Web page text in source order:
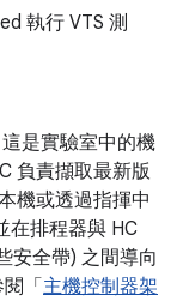
執行 VTS 測
是實驗室中的機
負責擷取最新版
機或透過指揮中
在排程器與 HC
安全帶) 之間導向
「主機控制器架